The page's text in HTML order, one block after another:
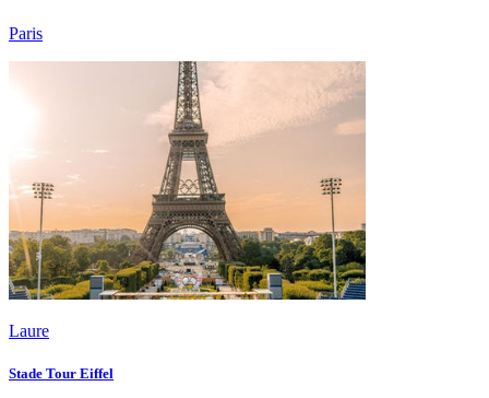
Paris
Laure
Stade Tour Eiffel